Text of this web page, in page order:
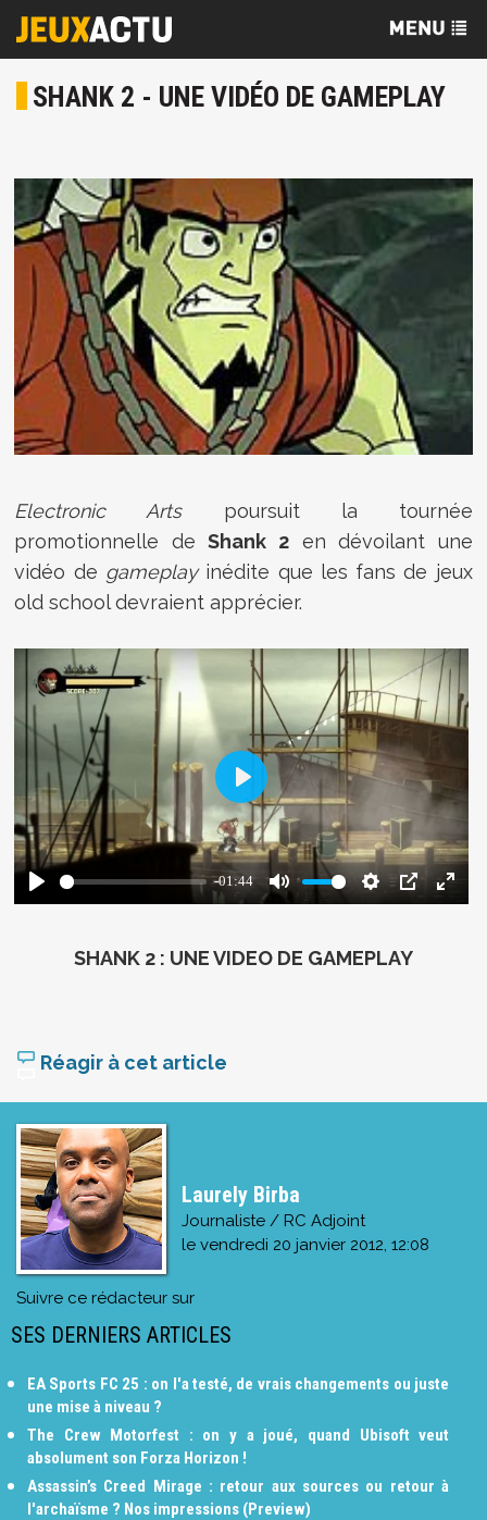
SHANK 2 - UNE VIDÉO DE GAMEPLAY
Electronic Artspoursuit la tournée
promotionnelle deShank 2 en dévoilant une
vidéo de gameplay inédite que les fans de jeux
old school devraient apprécier.
SHANK 2 : UNE VIDEO DE GAMEPLAY
Réagir à cet article
Laurely Birba
Journaliste / RC Adjoint
le vendredi 20 janvier 2012, 12:08
Suivre ce rédacteur sur
SES DERNIERS ARTICLES
EA Sports FC 25 : on l'a testé, de vrais changements ou juste
une mise à niveau ?
The Crew Motorfest : on y a joué, quand Ubisoft veut
absolument son Forza Horizon !
Assassin’s Creed Mirage : retour aux sources ou retour à
l'archaïsme ? Nos impressions (Preview)